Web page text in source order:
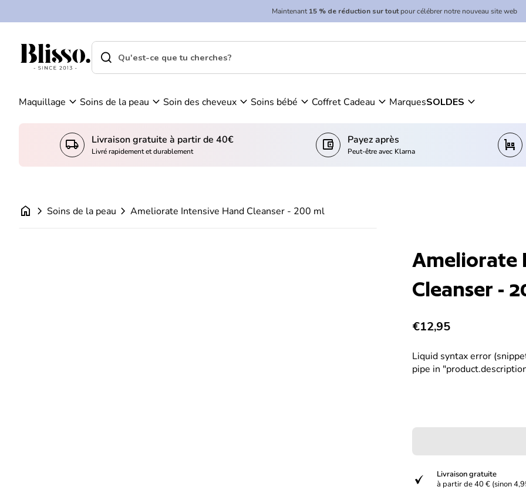
Ameliorate Intensive Hand Cleanser - 200 ml
Maintenant15 % de réduction sur toutpour célébrer notre nouveau site web
Accueil
m
ir
on
pa
shopping_cart
Accueil
Recherche"
search
Maquillage expand_more Soins de la peau expand_more Soin des cheveux expand_more Soins bébé expand_more Coffret Cadeau expand_more MarquesSOLDES expand_more
local_shipping Livraison gratuite à partir de 40€
Livré rapidement et durablement account_balance_wallet Payez après
Peut-être avec Klarna trolley
home chevron_right Soins de la peau chevron_right Ameliorate Intensive Hand Cleanser - 200 ml
Ameliorate
Cleanser -
Prix normal
€12,95
Liquid syntax error
pipe in
verified
Livraison gratuite
à partir de 40 € (sinon